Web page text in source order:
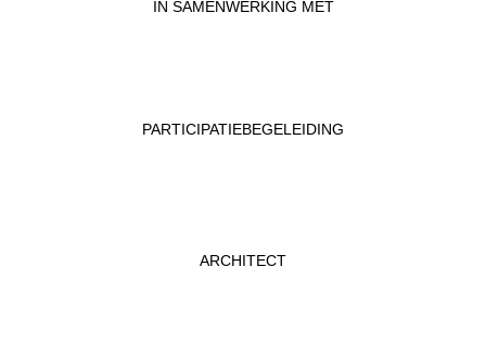
IN SAMENWERKING MET
PARTICIPATIEBEGELEIDING
ARCHITECT